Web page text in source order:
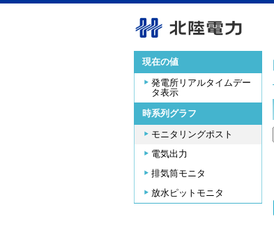
現在の値
発電所リアルタイムデー
タ表示
時系列グラフ
モニタリングポスト
電気出力
排気筒モニタ
放水ピットモニタ